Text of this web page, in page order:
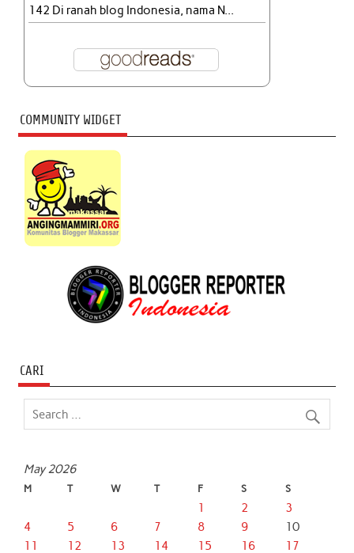
142 Di ranah blog Indonesia, nama N...
COMMUNITY WIDGET
CARI
May 2026
M T W T F S S
1 2
3
4
5 6 7 8 9
10
11
12 13 14 15 16
17